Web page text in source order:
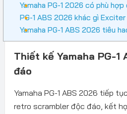
Yamaha PG-1 2026 có phù
PG-1 ABS 2026 khác gì Exciter
Yamaha PG-1 ABS 2026 tiêu
Thiết kế Yamaha PG-1
đáo
Yamaha PG-1 ABS 2026 tiếp
retro scrambler độc đáo, kết